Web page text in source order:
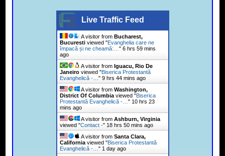
Live Traffic Feed
A visitor from Bucharest,
Bucurestiviewed "Evanghelia care ne
împacă și ne cheamă:… " 6 hrs 59 mins
ago
A visitor from Iguacu, Rio De
Janeiroviewed "Biserica Protestantă
Evanghelică -… " 9 hrs 44 mins ago
A visitor from Washington,
District Of Columbiaviewed "Biserica
Protestantă Evanghelică -… " 10 hrs 23
mins ago
A visitor from Ashburn, Virginia
viewed "Contact -" 18 hrs 50 mins ago
A visitor from Santa Clara,
Californiaviewed "Biserica Protestantă
Evanghelică -… " 1 day ago